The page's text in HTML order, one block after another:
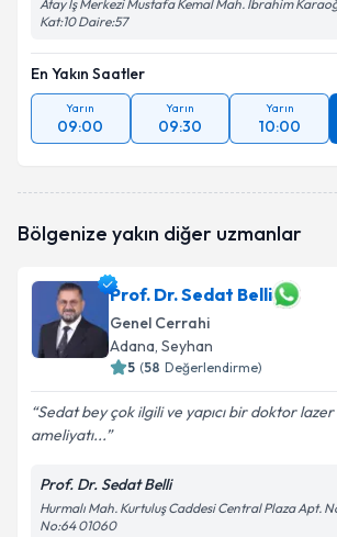
Atay İş Merkezi Mustafa Kemal Mah. Ibrahim
Kat:10 Daire:57
En Yakın Saatler
Yarın
09:00
Yarın
09:30
Yarın
10:00
Bölgenize yakın diğer uzmanlar
Prof. Dr. Sedat Belli
Genel Cerrahi
Adana, Seyhan
5 (58 Değerlendirme)
Sedat bey çok ilgili ve yapıcı bir doktor lazer
ameliyatı...
Prof. Dr. Sedat Belli
Hurmalı Mah. Kurtuluş Caddesi Central Plaza Apt.
No:64 01060